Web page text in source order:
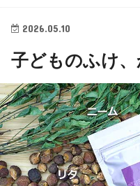
2026.05.10
子どものふけ